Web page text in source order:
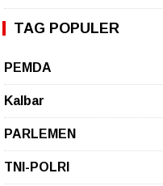
TAG POPULER
PEMDA
Kalbar
PARLEMEN
TNI-POLRI